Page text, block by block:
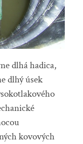
dlhá hadica,
dlhý úsek
kovových